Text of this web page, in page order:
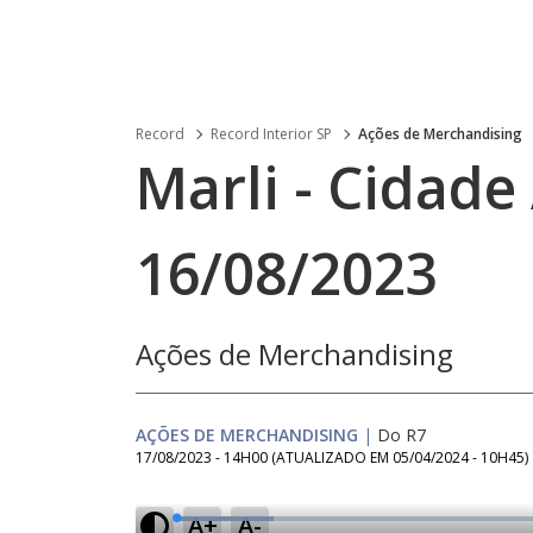
Record Record Interior SP Ações de Merchandising
Marli -
16/08/2023
Ações de Merchandising
AÇÕES DE MERCHANDISING | Do R7
17/08/2023 - 14H00 (ATUALIZADO EM 05/04/2024 - 10H45)
A+ A-
L